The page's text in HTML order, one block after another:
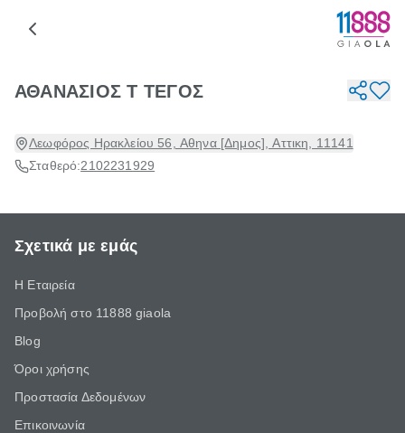
ΑΘΑΝΑΣΙΟΣ Τ ΤΕΓΟΣ
Λεωφόρος Ηρακλείου 56, Αθηνα [Δημος], Αττικη, 11141
Σταθερό:2102231929
Σχετικά με εμάς
Η Εταιρεία
Προβολή στο 11888 giaola
Blog
Όροι χρήσης
Προστασία Δεδομένων
Επικοινωνία